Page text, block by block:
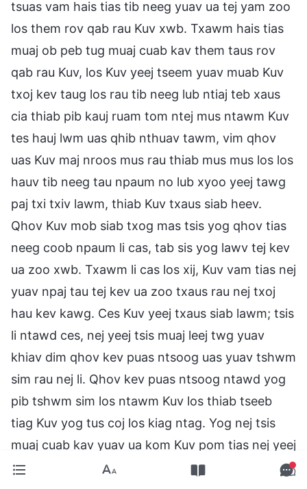
tsuas vam hais tias tib neeg yuav ua tej yam zoo
los them rov qab rau Kuv xwb. Txawm hais tias
muaj ob peb tug muaj cuab kav them taus rov
qab rau Kuv, los Kuv yeej tseem yuav muab Kuv
txoj kev taug los rau tib neeg lub ntiaj teb xaus
cia thiab pib kauj ruam tom ntej mus ntawm Kuv
tes hauj lwm uas qhib nthuav tawm, vim qhov
uas Kuv maj nroos mus rau thiab mus mus los los
hauv tib neeg tau npaum no lub xyoo yeej tawg
paj txi txiv lawm, thiab Kuv txaus siab heev.
Qhov Kuv mob siab txog mas tsis yog qhov tias
neeg coob npaum li cas, tab sis yog lawv tej kev
ua zoo xwb. Txawm li cas los xij, Kuv vam tias nej
yuav npaj tau tej kev ua zoo txaus rau nej txoj
hau kev kawg. Ces Kuv yeej txaus siab lawm; tsis
li ntawd ces, nej yeej tsis muaj leej twg yuav
khiav dim qhov kev puas ntsoog uas yuav tshwm
sim rau nej li. Qhov kev puas ntsoog ntawd yog
pib tshwm sim los ntawm Kuv los thiab tseeb
tiag Kuv yog tus coj los kiag ntag. Yog nej tsis
muaj cuab kav yuav ua kom Kuv pom tias nej yeej
zoo, ces nej yuav khiav tsis dim qhov kev puas